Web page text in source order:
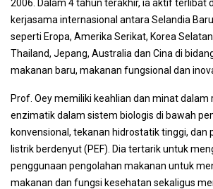
2006. Dalam 4 tahun terakhir, ia aktif terlibat
kerjasama internasional antara Selandia
seperti Eropa, Amerika Serikat, Korea
Thailand, Jepang, Australia dan Cina di
makanan baru, makanan fungsional dan
Prof. Oey memiliki keahlian dan minat dalam
enzimatik dalam sistem biologis di bawah
konvensional, tekanan hidrostatik tinggi, dan
listrik berdenyut (PEF). Dia tertarik untuk
penggunaan pengolahan makanan untuk
makanan dan fungsi kesehatan sekaligus